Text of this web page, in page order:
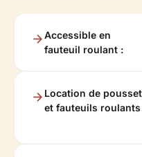
Accessible en
fauteuil roulant :
Location de
et fauteuils roulants